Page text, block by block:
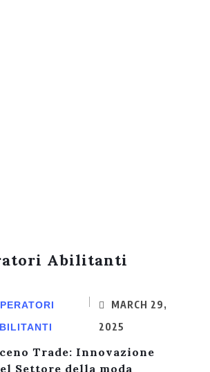
Abilitanti
MARCH 29,
2025
Trade: Innovazione
Settore della moda